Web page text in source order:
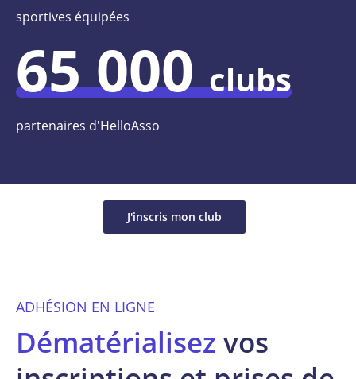
sportives équipées
65 000clubs
partenaires d'HelloAsso
J'inscris mon club
ADHÉSION EN LIGNE
Dématérialisez vos